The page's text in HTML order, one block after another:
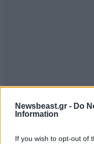
Newsbeast.gr - Do
Information
If you wish to opt-out of